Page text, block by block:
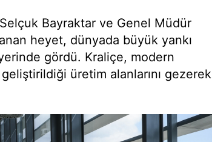
Bayraktar ve Genel Müdür
heyet, dünyada büyük yankı
gördü. Kraliçe, modern
üretim alanlarını gezerek